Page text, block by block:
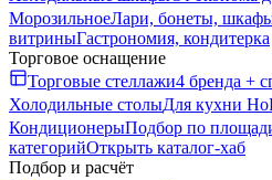
МорозильноеЛари, бонеты,
витриныГастрономия, кондитерка
Торговое оснащение
Торговые стеллажи4 бренда +
Холодильные столыДля кухни
КондиционерыПодбор по
категорийОткрыть каталог-хаб
Подбор и расчёт